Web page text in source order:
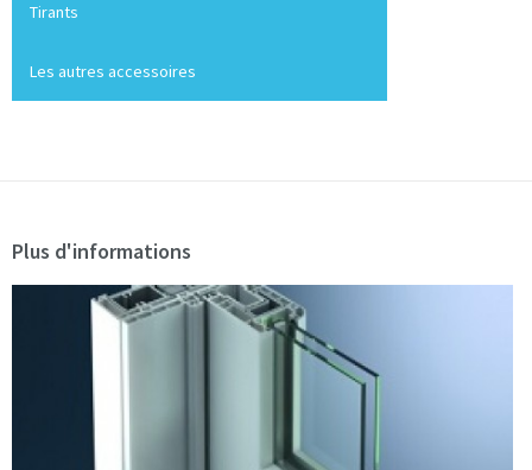
Tirants
Les autres accessoires
Plus d'informations